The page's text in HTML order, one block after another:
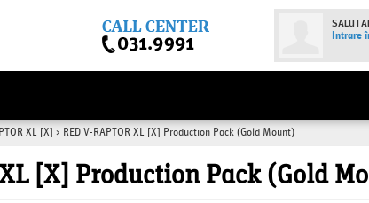
Intrare
XL [X]> RED V-RAPTOR XL [X] Production Pack (Gold Mount)
XL [X] Production Pack (Gold